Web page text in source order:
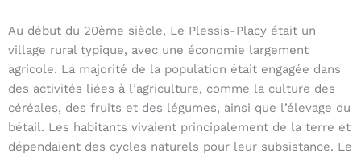
Au début du 20ème siècle, Le Plessis-Placy était un
village rural typique, avec une économie largement
agricole. La majorité de la population était engagée dans
des activités liées à l’agriculture, comme la culture des
céréales, des fruits et des légumes, ainsi que l’élevage du
bétail. Les habitants vivaient principalement de la terre et
dépendaient des cycles naturels pour leur subsistance. Le